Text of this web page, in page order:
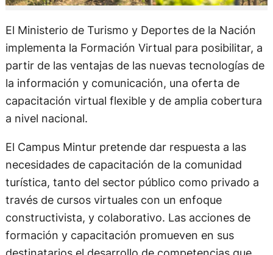
El Ministerio de Turismo y Deportes de la Nación
implementa la Formación Virtual para posibilitar, a
partir de las ventajas de las nuevas tecnologías de
la información y comunicación, una oferta de
capacitación virtual flexible y de amplia cobertura
a nivel nacional.
El Campus Mintur pretende dar respuesta a las
necesidades de capacitación de la comunidad
turística, tanto del sector público como privado a
través de cursos virtuales con un enfoque
constructivista, y colaborativo. Las acciones de
formación y capacitación promueven en sus